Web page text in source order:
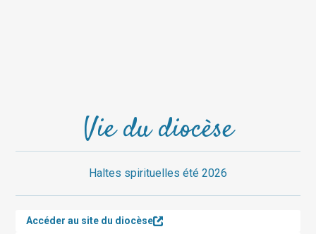
Vie du diocèse
Haltes spirituelles été 2026
Accéder au site du diocèse